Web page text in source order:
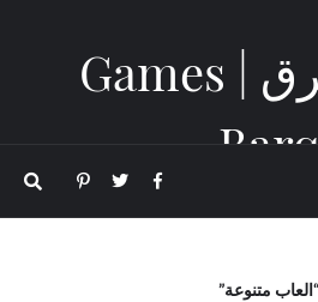
العاب برق | Games
Barq
العاب متنوعة